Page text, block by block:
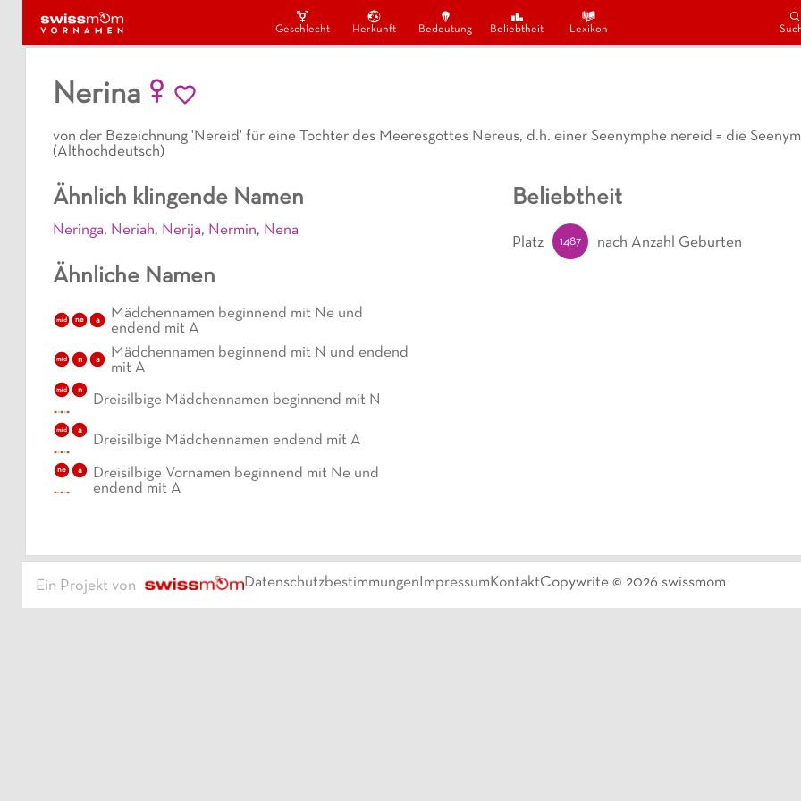
Geschlecht Herkunft Bedeutung Beliebtheit Lexikon
Nerina
von der Bezeichnung 'Nereid' für eine Tochter des Meeresgottes Nereus, d.h. einer Seenymphe nereid = die
(Althochdeutsch)
Ähnlich klingende Namen
Neringa, Neriah, Nerija, Nermin, Nena
Ähnliche Namen
mäd ne a
Mädchennamen beginnend mit Ne und
endend mit A
mäd n a
Mädchennamen beginnend mit N und endend
mit A
mäd n
Dreisilbige Mädchennamen beginnend mit N
mäd a
Dreisilbige Mädchennamen endend mit A
ne a
Dreisilbige Vornamen beginnend mit Ne und
endend mit A
Beliebtheit
Platz 1487 nach Anzahl Geburten
Ein Projekt von DatenschutzbestimmungenImpressumKontaktCopywrite © 2026 swissmom